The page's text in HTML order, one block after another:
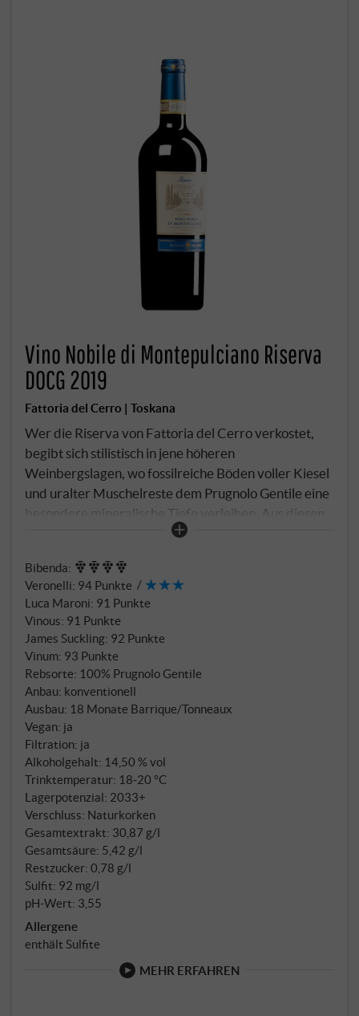
Vino Nobile di Montepulciano Riserva
DOCG 2019
Fattoria del Cerro | Toskana
Wer die Riserva von Fattoria del Cerro verkostet,
begibt sich stilistisch in jene höheren
Weinbergslagen, wo fossilreiche Böden voller Kiesel
und uralter Muschelreste dem Prugnolo Gentile eine
besondere mineralische Tiefe verleihen. Aus diesen
bevorzugten Parzellen entsteht die Krönung der
Geduld verlangt, um seine vielschichtige Natur zu
offenbaren. Nach sorgfältiger Selektion durchläuft
der Wein eine 18-monatige Verfeinerung, die
Tradition und Innovation verbindet: Acht Monate in
französischen Barriques und Tonneaux, gefolgt von
weiteren zwölf bis sechzehn Monaten in großen
Holzfässern. Diese Kombination formt einen
Charakter von bemerkenswerter Eleganz und das
Holz integriert sich nahtlos, ohne die sortentypische
Frucht zu überlagern. Eine abschließende
Flaschenreife von zwölf Monaten vollendet die
harmonische Entwicklung.
Bibenda:
Veronelli: 94 Punkte
Luca Maroni: 91 Punkte
Vinous: 91 Punkte
James Suckling: 92 Punkte
Vinum: 93 Punkte
Rebsorte: 100% Prugnolo Gentile
Anbau: konventionell
Ausbau: 18 Monate Barrique/Tonneaux
Vegan: ja
Filtration: ja
Alkoholgehalt: 14,50 % vol
Trinktemperatur: 18‑20 °C
Lagerpotenzial: 2033+
Verschluss: Naturkorken
Gesamtextrakt: 30,87 g/l
Gesamtsäure: 5,42 g/l
Restzucker: 0,78 g/l
Sulfit: 92 mg/l
pH-Wert: 3,55
Allergene
enthält Sulfite
MEHR ERFAHREN